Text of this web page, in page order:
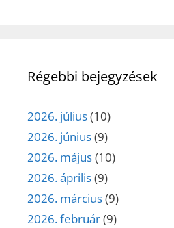
Régebbi bejegyzések
2026. július(10)
2026. június(9)
2026. május(10)
2026. április(9)
2026. március(9)
2026. február(9)